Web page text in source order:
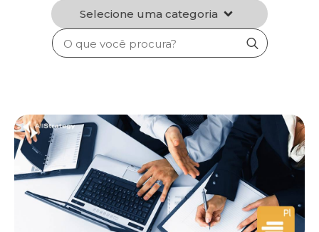
Selecione uma categoria
Search
for: